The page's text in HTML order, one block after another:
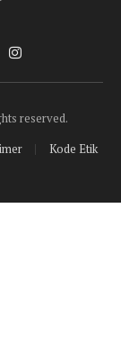
Instagram
reserved.
Kode Etik